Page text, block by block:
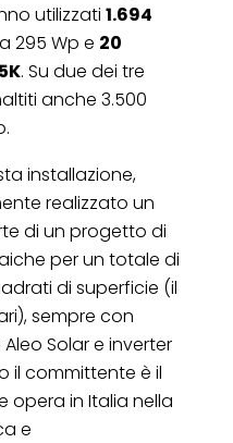
utilizzati 1.694
295 Wp e 20
. Su due dei tre
anche 3.500
installazione,
realizzato un
di un progetto di
per un totale di
di superficie (il
sempre con
Solar e inverter
il committente è il
opera in Italia nella
e